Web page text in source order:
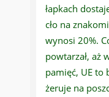
łapkach
cło na
wynosi 20%.
powtarzał, aż
pamięć, UE
żeruje na